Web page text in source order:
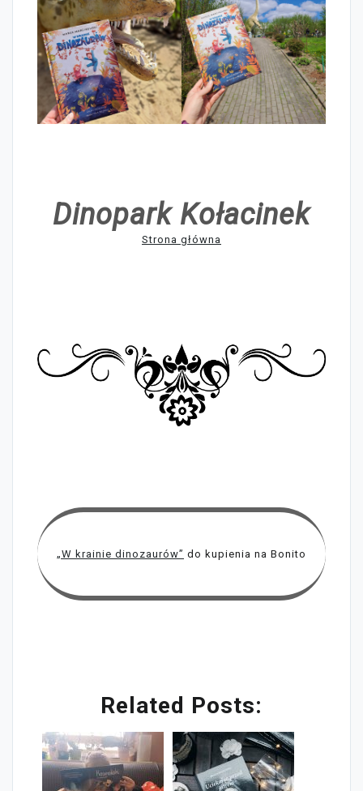
Dinopark Kołacinek
Strona główna
„W krainie dinozaurów” do kupienia na Bonito
Related Posts: